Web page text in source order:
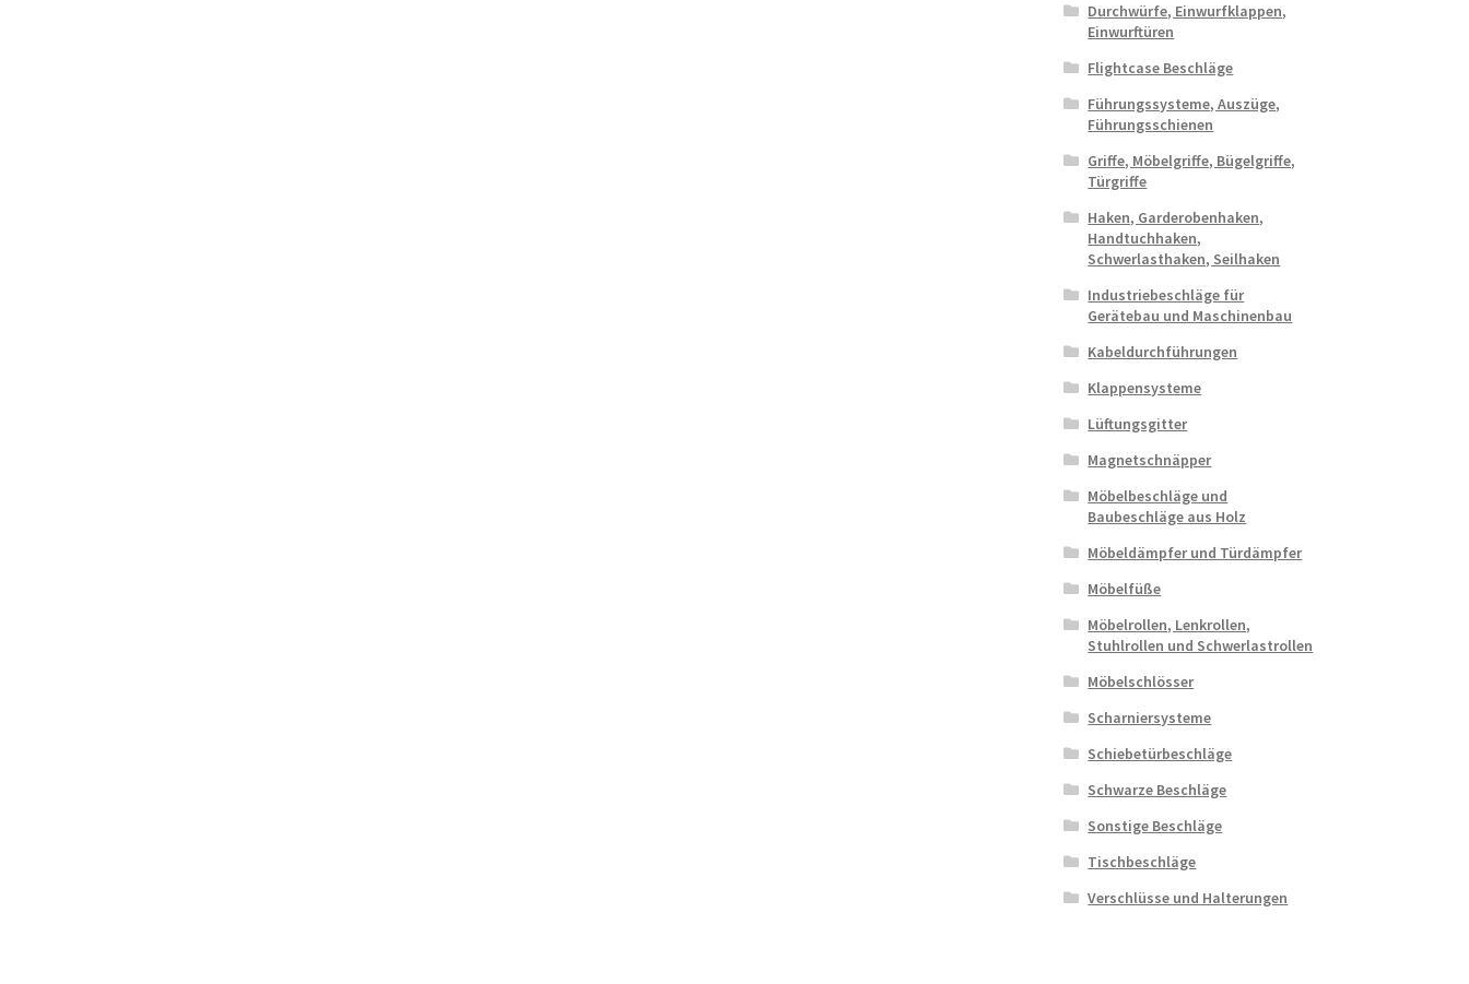
Durchwürfe, Einwurfklappen,
Einwurftüren
Flightcase Beschläge
Führungssysteme, Auszüge,
Führungsschienen
Griffe, Möbelgriffe, Bügelgriffe,
Türgriffe
Haken, Garderobenhaken,
Handtuchhaken,
Schwerlasthaken, Seilhaken
Industriebeschläge für
Gerätebau und Maschinenbau
Kabeldurchführungen
Klappensysteme
Lüftungsgitter
Magnetschnäpper
Möbelbeschläge und
Baubeschläge aus Holz
Möbeldämpfer und Türdämpfer
Möbelfüße
Möbelrollen, Lenkrollen,
Stuhlrollen und Schwerlastrollen
Möbelschlösser
Scharniersysteme
Schiebetürbeschläge
Schwarze Beschläge
Sonstige Beschläge
Tischbeschläge
Verschlüsse und Halterungen